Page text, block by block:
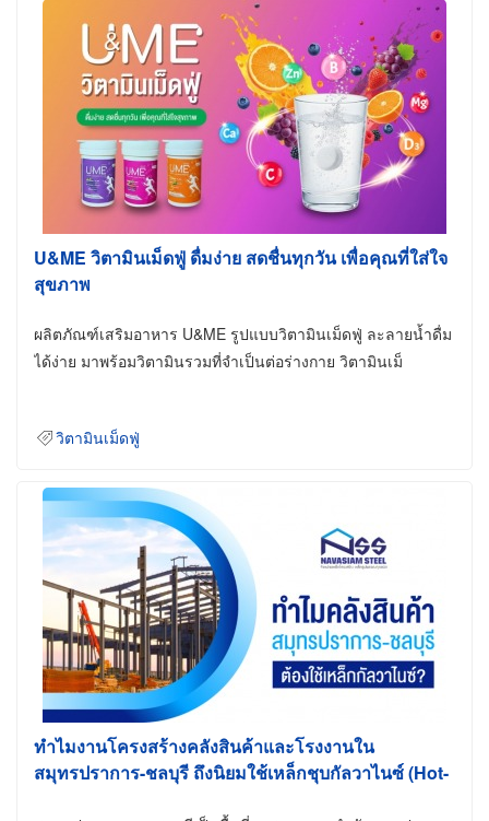
U&ME วิตามินเม็ดฟู่ ดื่มง่าย สดชื่นทุกวัน เพื่อคุณที่ใส่ใจ
สุขภาพ
ผลิตภัณฑ์เสริมอาหาร U&ME รูปแบบวิตามินเม็ดฟู่ ละลายน้ำดื่ม
ได้ง่าย มาพร้อมวิตามินรวมที่จำเป็นต่อร่างกาย วิตามินเม็
วิตามินเม็ดฟู่
ทำไมงานโครงสร้างคลังสินค้าและโรงงานใน
สมุทรปราการ-ชลบุรี ถึงนิยมใช้เหล็กชุบกัลวาไนซ์ (Hot-